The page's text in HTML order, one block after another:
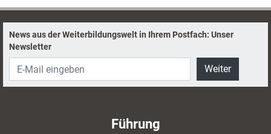
News aus der Weiterbildungswelt in Ihrem Postfach: Unser
Newsletter
Weiter
Führung